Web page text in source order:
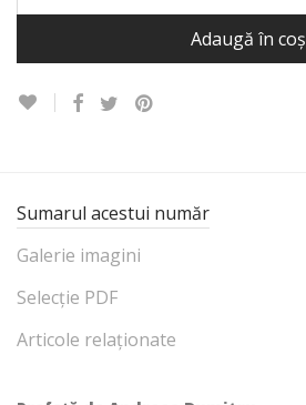
Adaugă în coș
Sumarul acestui număr
Galerie imagini
Selecție PDF
Articole relaționate